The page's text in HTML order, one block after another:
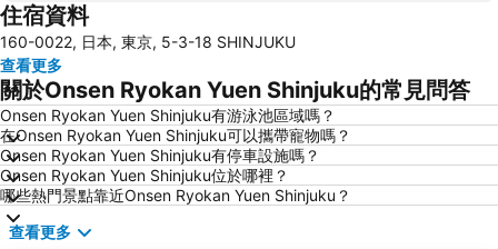
品川站
錦系釘站
橫濱車站
東京迪士尼
新橋站
日本橋站
Shibuya
Haneda Airport International Terminal Station
淺草寺
赤坂站
東京巨蛋城
六本木車站
原宿站
羽田機場 東京國際機場
住宿資料
160-0022, 日本, 東京, 5-3-18 SHINJUKU
查看更多
關於Onsen Ryokan Yuen Shinjuku的常見問答
Onsen Ryokan Yuen Shinjuku有游泳池區域嗎？
在Onsen Ryokan Yuen Shinjuku可以攜帶寵物嗎？
Onsen Ryokan Yuen Shinjuku有停車設施嗎？
Onsen Ryokan Yuen Shinjuku位於哪裡？
哪些熱門景點靠近Onsen Ryokan Yuen Shinjuku？
查看更多